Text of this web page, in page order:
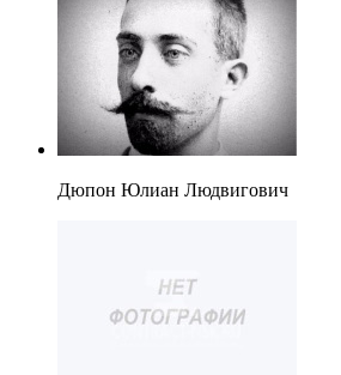
Дюпон Юлиан Людвигович